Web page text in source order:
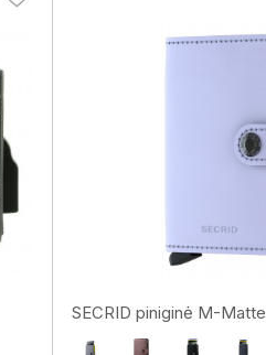
SECRID piniginė M-Matte